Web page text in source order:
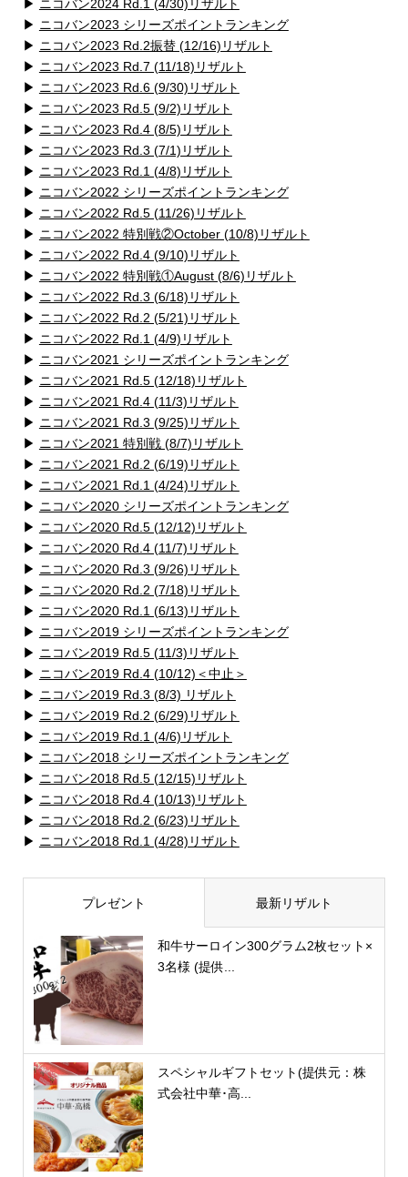
▶ ニコバン2024 Rd.1 (4/30)リザルト
▶ ニコバン2023 シリーズポイントランキング
▶ ニコバン2023 Rd.2振替 (12/16)リザルト
▶ ニコバン2023 Rd.7 (11/18)リザルト
▶ ニコバン2023 Rd.6 (9/30)リザルト
▶ ニコバン2023 Rd.5 (9/2)リザルト
▶ ニコバン2023 Rd.4 (8/5)リザルト
▶ ニコバン2023 Rd.3 (7/1)リザルト
▶ ニコバン2023 Rd.1 (4/8)リザルト
▶ ニコバン2022 シリーズポイントランキング
▶ ニコバン2022 Rd.5 (11/26)リザルト
▶ ニコバン2022 特別戦②October (10/8)リザルト
▶ ニコバン2022 Rd.4 (9/10)リザルト
▶ ニコバン2022 特別戦①August (8/6)リザルト
▶ ニコバン2022 Rd.3 (6/18)リザルト
▶ ニコバン2022 Rd.2 (5/21)リザルト
▶ ニコバン2022 Rd.1 (4/9)リザルト
▶ ニコバン2021 シリーズポイントランキング
▶ ニコバン2021 Rd.5 (12/18)リザルト
▶ ニコバン2021 Rd.4 (11/3)リザルト
▶ ニコバン2021 Rd.3 (9/25)リザルト
▶ ニコバン2021 特別戦 (8/7)リザルト
▶ ニコバン2021 Rd.2 (6/19)リザルト
▶ ニコバン2021 Rd.1 (4/24)リザルト
▶ ニコバン2020 シリーズポイントランキング
▶ ニコバン2020 Rd.5 (12/12)リザルト
▶ ニコバン2020 Rd.4 (11/7)リザルト
▶ ニコバン2020 Rd.3 (9/26)リザルト
▶ ニコバン2020 Rd.2 (7/18)リザルト
▶ ニコバン2020 Rd.1 (6/13)リザルト
▶ ニコバン2019 シリーズポイントランキング
▶ ニコバン2019 Rd.5 (11/3)リザルト
▶ ニコバン2019 Rd.4 (10/12)＜中止＞
▶ ニコバン2019 Rd.3 (8/3) リザルト
▶ ニコバン2019 Rd.2 (6/29)リザルト
▶ ニコバン2019 Rd.1 (4/6)リザルト
▶ ニコバン2018 シリーズポイントランキング
▶ ニコバン2018 Rd.5 (12/15)リザルト
▶ ニコバン2018 Rd.4 (10/13)リザルト
▶ ニコバン2018 Rd.2 (6/23)リザルト
▶ ニコバン2018 Rd.1 (4/28)リザルト
プレゼント 最新リザルト
和牛サーロイン300グラム2枚セット×
3名様 (提供...
スペシャルギフトセット(提供元：株
式会社中華･高...